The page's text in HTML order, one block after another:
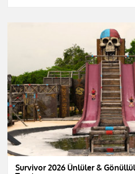
Survivor 2026 Ünlüler &